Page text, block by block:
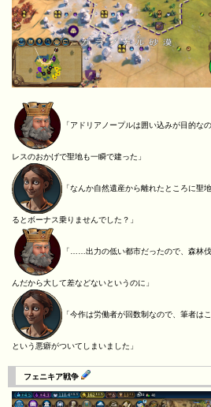
「アドリアノープルは囲い込みが目的な
レスのおかげで聖地も一瞬で建った」
「なんか自然遺産から離れたところに聖
るとボーナス乗りませんでした？」
「……出力の低い都市だったので、森林
んだから大して差などないというのに」
「今作は労働者が回数制なので、筆者は
という悪癖がついてしまいました」
フェニキア戦争